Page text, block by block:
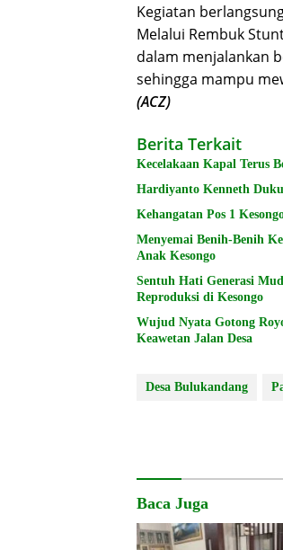
Kegiatan
Melalui Rembuk
dalam menjalankan
sehingga mampu
(ACZ)
Berita Terkait
Kecelakaan Kapal Terus
Hardiyanto Kenneth
Kehangatan Pos 1
Menyemai Benih-Benih
Anak Kesongo
Sentuh Hati Generasi
Reproduksi di Kesongo
Wujud Nyata Gotong
Keawetan Jalan Desa
Desa Bulukandang
Baca Juga